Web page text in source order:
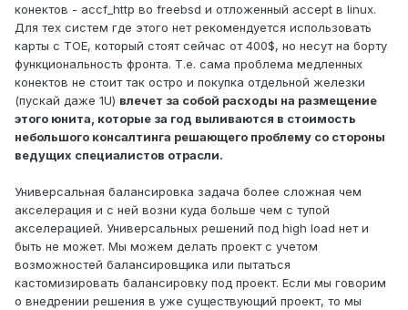
конектов - accf_http во freebsd и отложенный accept в linux.
Для тех систем где этого нет рекомендуется использовать
карты с TOE, который стоят сейчас от 400$, но несут на борту
функциональность фронта. Т.е. сама проблема медленных
конектов не стоит так остро и покупка отдельной железки
(пускай даже 1U) влечет за собой расходы на размещение
этого юнита, которые за год выливаются в стоимость
небольшого консалтинга решающего проблему со стороны
ведущих специалистов отрасли.
Универсальная балансировка задача более сложная чем
акселерация и с ней возни куда больше чем с тупой
акселерацией. Универсальных решений под high load нет и
быть не может. Мы можем делать проект с учетом
возможностей балансировщика или пытаться
кастомизировать балансировку под проект. Если мы говорим
о внедрении решения в уже существующий проект, то мы